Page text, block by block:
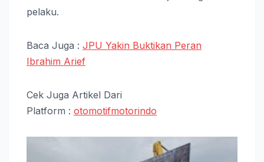
pelaku.
Baca Juga : JPU Yakin Buktikan Peran
Ibrahim Arief
Cek Juga Artikel Dari
Platform : otomotifmotorindo